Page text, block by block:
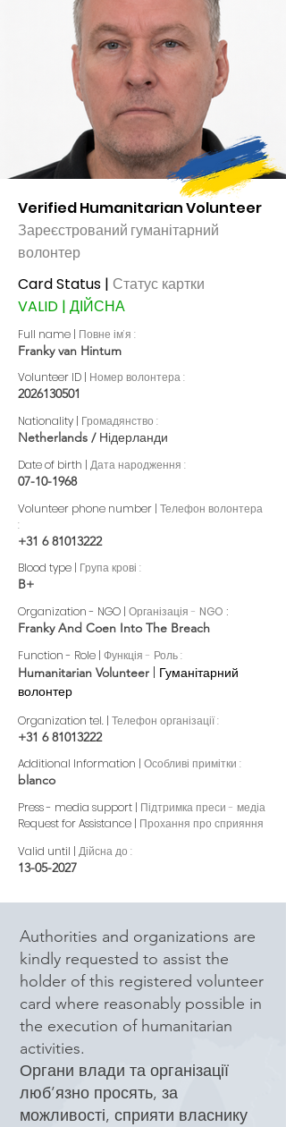
Verified Humanitarian Volunteer
Зареєстрований гуманітарний
волонтер
Card Status | Статус картки
VALID | ДІЙСНА
Full name | Повне ім’я :
Franky van Hintum
Volunteer ID | Номер волонтера :
2026130501
Nationality | Громадянство :
Netherlands / Нідерланди
Date of birth | Дата народження :
07-10-1968
Volunteer phone number | Телефон волонтера
:
+31 6 81013222
Blood type | Група крові :
B+
Organization - NGO | Організація - NGO :
Franky And Coen Into The Breach
Function - Role | Функція - Роль :
Humanitarian Volunteer
| Гуманітарний
волонтер
Organization tel. | Телефон організації :
+31 6 81013222
Additional Information | Особливі примітки :
blanco
Press - media support | Підтримка преси - медіа
Request for Assistance | Прохання про сприяння
Valid until | Дійсна до :
13-05-2027
Authorities and organizations are
kindly requested to assist the
holder of this registered volunteer
card where reasonably possible in
the execution of humanitarian
activities.
Органи влади та організації
люб’язно просять, за
можливості, сприяти власнику